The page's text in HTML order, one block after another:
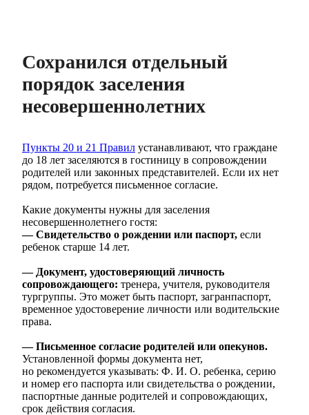
Сохранился отдельный
порядок заселения
несовершеннолетних
Пункты 20 и 21 Правил устанавливают, что граждане
до 18 лет заселяются в гостиницу в сопровождении
родителей или законных представителей. Если их нет
рядом, потребуется письменное согласие.
Какие документы нужны для заселения
несовершеннолетнего гостя:
— Свидетельство о рождении или паспорт, если
ребенок старше 14 лет.
— Документ, удостоверяющий личность
сопровождающего: тренера, учителя, руководителя
тургруппы. Это может быть паспорт, загранпаспорт,
временное удостоверение личности или водительские
права.
— Письменное согласие родителей или опекунов.
Установленной формы документа нет,
но рекомендуется указывать: Ф. И. О. ребенка, серию
и номер его паспорта или свидетельства о рождении,
паспортные данные родителей и сопровождающих,
срок действия согласия.